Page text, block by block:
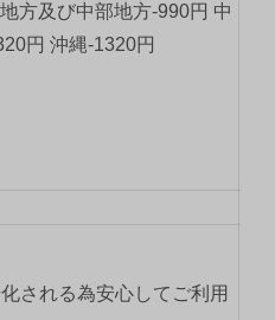
方及び中部地方-990円 中
円 沖縄-1320円
される為安心してご利用